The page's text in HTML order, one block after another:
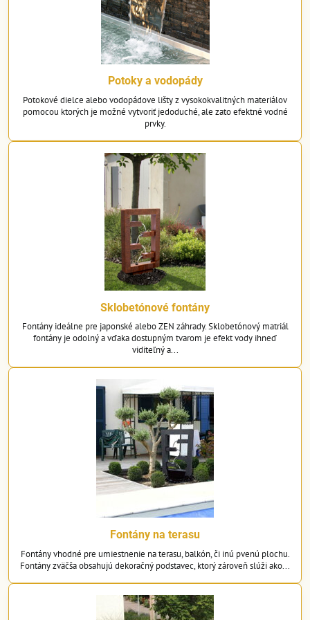
Rezervoár s krytom a sieťkou -slúži ako zásobáreň vody. Pri menších
vodných prvkoch je nádoba vyrobená z PE plastu. Pri tažších
prvkoch je potrebné zvoliť nádoby zo sklolaminátu. Fontánový kryt
musí byť zo sklolaminátu prípadne z pozinkovaného železa. Pri veľmi
ťažkých elementoch sa dáva do po kryt extra spevňujúci prvok čím
krytu zabraňuje prepadu dekoračných kamienkov do vnútra nádoby.
Pri určitých modeloch je na spodu rezervoára vypúšťací ventil na
uľahčenie zimnej údržby.
Pokiaľ je rezervoár samonostný nemusí sa zakopať do zeme, ale môže
byť osadený na pevnej podložke. Reservoár sa tak môže zamaskovať
Potoky a vodopády
Potokové dielce alebo vodopádove lišty z vysokokvalitných materiálov
pomocou ktorých je možné vytvoriť jedoduché, ale zato efektné vodné
prvky.
Sklobetónové fontány
Fontány ideálne pre japonské alebo ZEN záhrady. Sklobetónový matriál
fontány je odolný a vďaka dostupným tvarom je efekt vody ihneď
viditeľný a...
Fontány na terasu
Fontány vhodné pre umiestnenie na terasu, balkón, či inú pvenú plochu.
Fontány zväčša obsahujú dekoračný podstavec, ktorý zároveň slúži ako...